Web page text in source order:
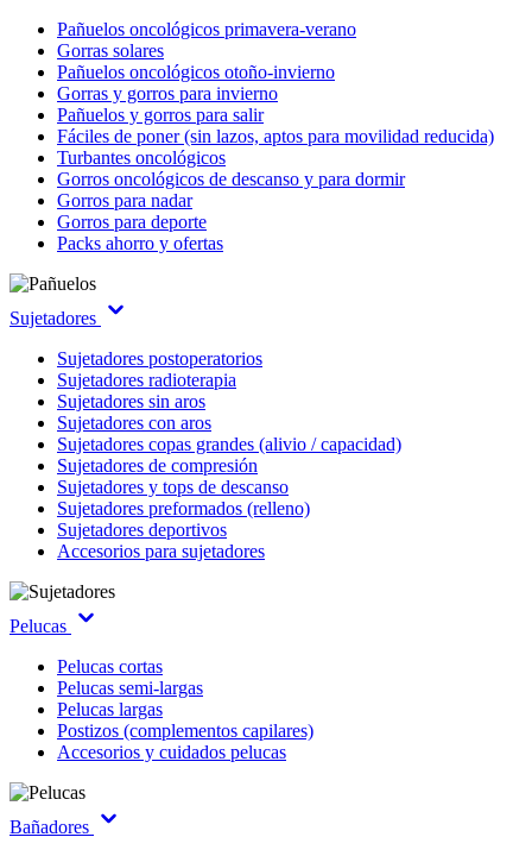
Pañuelos oncológicos primavera-verano
Gorras solares
Pañuelos oncológicos otoño-invierno
Gorras y gorros para invierno
Pañuelos y gorros para salir
Fáciles de poner (sin lazos, aptos para movilidad reducida)
Turbantes oncológicos
Gorros oncológicos de descanso y para dormir
Gorros para nadar
Gorros para deporte
Packs ahorro y ofertas
Sujetadores
Sujetadores postoperatorios
Sujetadores radioterapia
Sujetadores sin aros
Sujetadores con aros
Sujetadores copas grandes (alivio / capacidad)
Sujetadores de compresión
Sujetadores y tops de descanso
Sujetadores preformados (relleno)
Sujetadores deportivos
Accesorios para sujetadores
Pelucas
Pelucas cortas
Pelucas semi-largas
Pelucas largas
Postizos (complementos capilares)
Accesorios y cuidados pelucas
Bañadores